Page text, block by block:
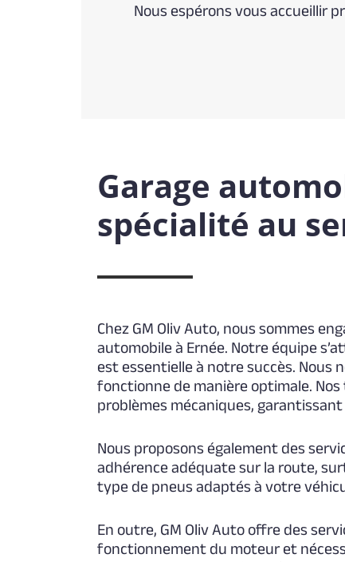
Nous espérons vous accueillir
Garage
spécialité au
Chez GM Oliv Auto, nous sommes
automobile à Ernée. Notre équipe
est essentielle à notre succès. Nous
fonctionne de manière optimale.
problèmes mécaniques,
Nous proposons également des
adhérence adéquate sur la route,
type de pneus adaptés à votre
En outre, GM Oliv Auto offre des
fonctionnement du moteur et